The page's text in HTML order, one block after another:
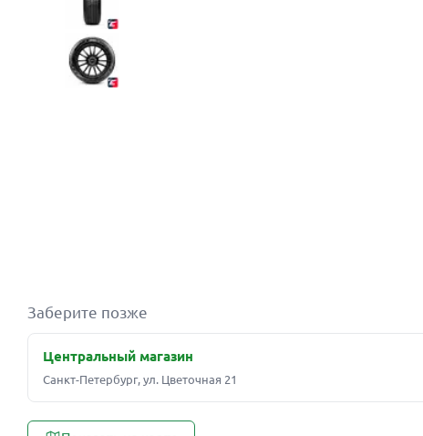
Заберите позже
Центральный магазин
Санкт-Петербург, ул. Цветочная 21